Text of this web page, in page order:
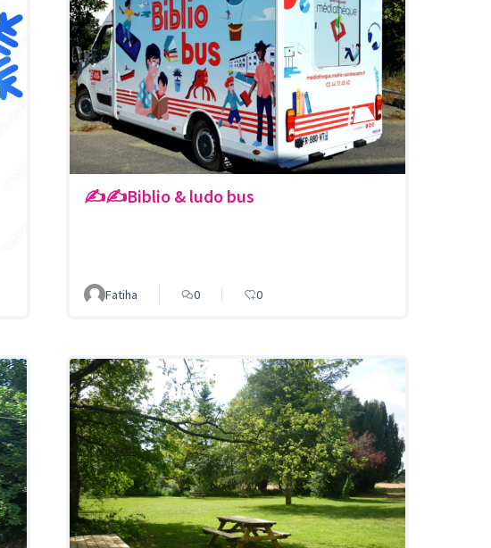
✍️✍️Biblio & ludo bus
Fatiha 0 0